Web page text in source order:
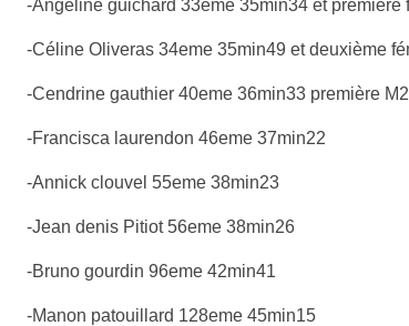
-Angéline guichard 33eme 35min34 et première
-Céline Oliveras 34eme 35min49 et deuxième
-Cendrine gauthier 40eme 36min33 première M2
-Francisca laurendon 46eme 37min22
-Annick clouvel 55eme 38min23
-Jean denis Pitiot 56eme 38min26
-Bruno gourdin 96eme 42min41
-Manon patouillard 128eme 45min15